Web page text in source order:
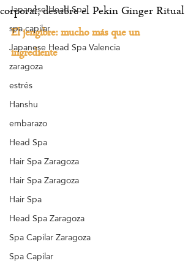
Japanese Head Spa
spa capilar
Japanese Head Spa Valencia
zaragoza
estrés
Hanshu
embarazo
Head Spa
Hair Spa Zaragoza
Hair Spa Zaragoza
Hair Spa
Head Spa Zaragoza
Spa Capilar Zaragoza
Spa Capilar
corporal, desubre el Pekin Ginger Ritual
El jengibre: mucho más que un
ingrediente